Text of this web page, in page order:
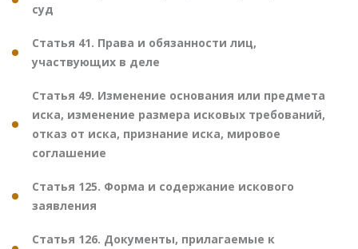
суд
Статья 41. Права и обязанности лиц,
участвующих в деле
Статья 49. Изменение основания или предмета
иска, изменение размера исковых требований,
отказ от иска, признание иска, мировое
соглашение
Статья 125. Форма и содержание искового
заявления
Статья 126. Документы, прилагаемые к